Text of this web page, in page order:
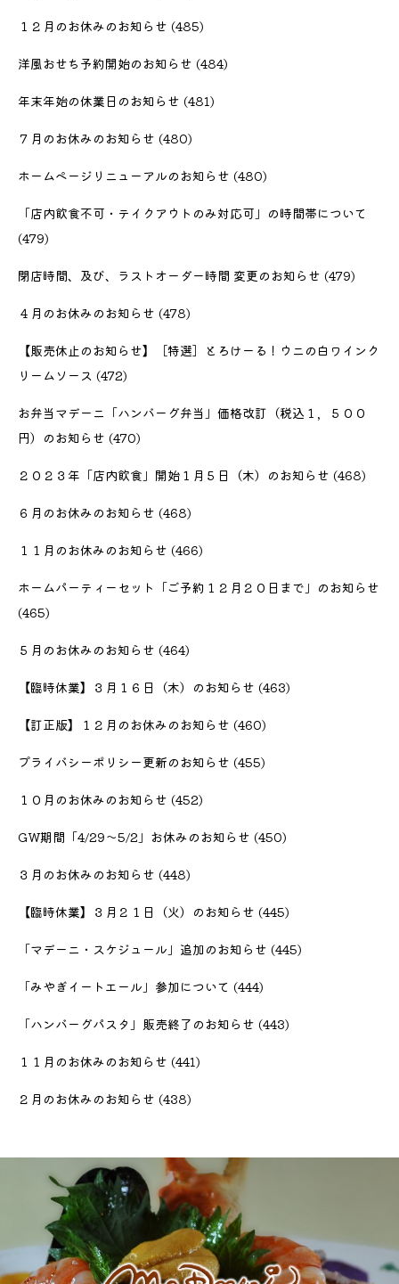
１２月のお休みのお知らせ (485)
洋風おせち予約開始のお知らせ (484)
年末年始の休業日のお知らせ (481)
７月のお休みのお知らせ (480)
ホームページリニューアルのお知らせ (480)
「店内飲食不可・テイクアウトのみ対応可」の時間帯について
(479)
閉店時間、及び、ラストオーダー時間 変更のお知らせ (479)
４月のお休みのお知らせ (478)
【販売休止のお知らせ】［特選］とろけーる！ウニの白ワインク
リームソース (472)
お弁当マデーニ「ハンバーグ弁当」価格改訂（税込１，５００
円）のお知らせ (470)
２０２３年「店内飲食」開始１月５日（木）のお知らせ (468)
６月のお休みのお知らせ (468)
１１月のお休みのお知らせ (466)
ホームパーティーセット「ご予約１２月２０日まで」のお知らせ
(465)
５月のお休みのお知らせ (464)
【臨時休業】３月１６日（木）のお知らせ (463)
【訂正版】１２月のお休みのお知らせ (460)
プライバシーポリシー更新のお知らせ (455)
１０月のお休みのお知らせ (452)
GW期間「4/29〜5/2」お休みのお知らせ (450)
３月のお休みのお知らせ (448)
【臨時休業】３月２１日（火）のお知らせ (445)
「マデーニ・スケジュール」追加のお知らせ (445)
「みやぎイートエール」参加について (444)
「ハンバーグパスタ」販売終了のお知らせ (443)
１１月のお休みのお知らせ (441)
２月のお休みのお知らせ (438)